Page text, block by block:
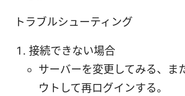
トラブルシューティング
接続できない場合
サーバーを変更してみる、ま
ウトして再ログインする。